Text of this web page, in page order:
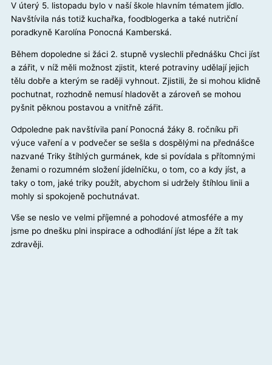
V úterý 5. listopadu bylo v naší škole hlavním tématem jídlo.
Navštívila nás totiž kuchařka, foodblogerka a také nutriční
poradkyně Karolína Ponocná Kamberská.
Během dopoledne si žáci 2. stupně vyslechli přednášku Chci jíst
a zářit, v níž měli možnost zjistit, které potraviny udělají jejich
tělu dobře a kterým se raději vyhnout. Zjistili, že si mohou klidně
pochutnat, rozhodně nemusí hladovět a zároveň se mohou
pyšnit pěknou postavou a vnitřně zářit.
Odpoledne pak navštívila paní Ponocná žáky 8. ročníku při
výuce vaření a v podvečer se sešla s dospělými na přednášce
nazvané Triky štíhlých gurmánek, kde si povídala s přítomnými
ženami o rozumném složení jídelníčku, o tom, co a kdy jíst, a
taky o tom, jaké triky použít, abychom si udržely štíhlou linii a
mohly si spokojeně pochutnávat.
Vše se neslo ve velmi příjemné a pohodové atmosféře a my
jsme po dnešku plni inspirace a odhodlání jíst lépe a žít tak
zdravěji.